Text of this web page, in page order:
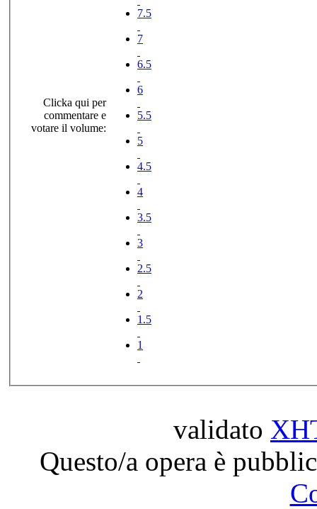
Clicka qui per
commentare e
votare il volume:
7.5
7
6.5
6
5.5
5
4.5
4
3.5
3
2.5
2
1.5
1
validato
Questo/a opera è